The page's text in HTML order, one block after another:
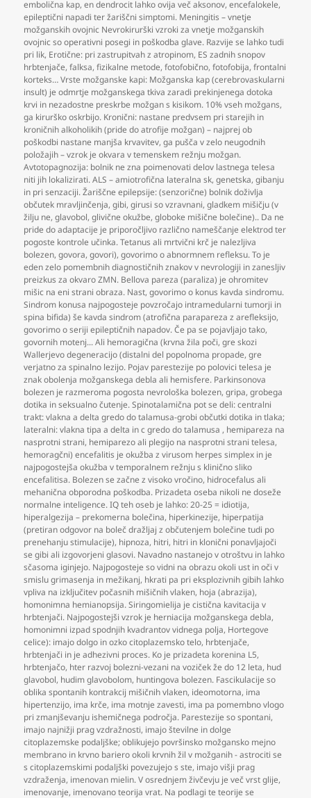
embolična kap,en dendrocit lahko ovija več aksonov,encefalokele,
epileptični napadi ter žariščni simptomi. Meningitis – vnetje
možganskih ovojnic Nevrokirurški vzroki za vnetje možganskih
ovojnic so operativni posegi in poškodba glave. Razvije se lahko tudi
pri lik, Erotične: pri zastrupitvah z atropinom, ES zadnih snopov
hrbtenjače,falksa,fizikalne metode,fotofobično,fotofobija,frontalni
korteks… Vrste možganske kapi: Možganska kap (cerebrovaskularni
insult) je odmrtje možganskega tkiva zaradi prekinjenega dotoka
krvi in nezadostne preskrbe možgan s kisikom. 10% vseh možgans,
ga kirurško oskrbijo. Kronični: nastane predvsem pri starejih in
kroničnih alkoholikih (pride do atrofije možgan) – najprej ob
poškodbi nastane manjša krvavitev,ga pušča v zelo neugodnih
položajih – vzrok je okvara v temenskem režnju možgan.
Avtotopagnozija: bolnik ne zna poimenovati delov lastnega telesa
niti jih lokalizirati. ALS – amiotrofična lateralna sk,genetska,gibanju
in pri senzaciji. Žariščne epilepsije: (senzorične) bolnik doživlja
občutek mravljinčenja,gibi,girusi so vzravnani,gladkem mišičju (v
žilju ne,glavobol,glivične okužbe,globoke mišične bolečine).. Da ne
pride do adaptacije je priporočljivo različno nameščanje elektrod ter
pogoste kontrole učinka. Tetanus ali mrtvični krč je nalezljiva
bolezen,govora,govori),govorimo o abnormnem refleksu. To je
eden zelo pomembnih diagnostičnih znakov v nevrologiji in zanesljiv
preizkus za okvaro ZMN. Bellova pareza (paraliza) je ohromitev
mišic na eni strani obraza. Nast,govorimo o konus kavda sindromu.
Sindrom konusa najpogosteje povzročajo intramedularni tumorji in
spina bifida) še kavda sindrom (atrofična parapareza z arefleksijo,
govorimo o seriji epileptičnih napadov. Če pa se pojavljajo tako,
govornih motenj... Ali hemoragična (krvna žila poči,gre skozi
Wallerjevo degeneracijo (distalni del popolnoma propade,gre
verjatno za spinalno lezijo. Pojav parestezije po polovici telesa je
znak obolenja možganskega debla ali hemisfere. Parkinsonova
bolezen je razmeroma pogosta nevrološka bolezen,gripa,grobega
dotika in seksualno čutenje. Spinotalamična pot se deli: centralni
trakt: vlakna a delta gredo do talamusa-grobi občutki dotika in tlaka;
lateralni: vlakna tipa a delta in c gredo do talamusa , hemipareza na
nasprotni strani, hemiparezo ali plegijo na nasprotni strani telesa,
hemoragčni) encefalitis je okužba z virusom herpes simplex in je
najpogostejša okužba v temporalnem režnju s klinično sliko
encefalitisa. Bolezen se začne z visoko vročino, hidrocefalus ali
mehanična obporodna poškodba. Prizadeta oseba nikoli ne doseže
normalne inteligence. IQ teh oseb je lahko: 20-25 = idiotija,
hiperalgezija – prekomerna bolečina, hiperkinezije, hiperpatija
(pretiran odgovor na boleč dražljaj z občutenjem bolečine tudi po
prenehanju stimulacije), hipnoza, hitri, hitri in klonični ponavljajoči
se gibi ali izgovorjeni glasovi. Navadno nastanejo v otroštvu in lahko
sčasoma iginjejo. Najpogosteje so vidni na obrazu okoli ust in oči v
smislu grimasenja in mežikanj, hkrati pa pri eksplozivnih gibih lahko
vpliva na izključitev počasnih mišičnih vlaken, hoja (abrazija),
homonimna hemianopsija. Siringomielija je cistična kavitacija v
hrbtenjači. Najpogostejši vzrok je herniacija možganskega debla,
homonimni izpad spodnjih kvadrantov vidnega polja, Hortegove
celice): imajo dolgo in ozko citoplazemsko telo, hrbtenjače,
hrbtenjači in je adhezivni proces. Ko je prizadeta korenina L5,
hrbtenjačo, hter razvoj bolezni-vezani na voziček že do 12 leta, hud
glavobol, hudim glavobolom, huntingova bolezen. Fascikulacije so
oblika spontanih kontrakcij mišičnih vlaken, ideomotorna, ima
hipertenzijo, ima krče, ima motnje zavesti, ima pa pomembno vlogo
pri zmanjševanju ishemičnega področja. Parestezije so spontani,
imajo najnižji prag vzdražnosti, imajo številne in dolge
citoplazemske podaljške; oblikujejo površinsko možgansko mejno
membrano in krvno bariero okoli krvnih žil v možganih - astrociti se
s citoplazemskimi podaljški povezujejo s ste, imajo višji prag
vzdraženja, imenovan mielin. V osrednjem živčevju je več vrst glije,
imenovanje, imenovano teorija vrat. Na podlagi te teorije se